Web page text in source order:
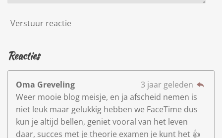
Verstuur reactie
Reacties
Oma Greveling
3 jaar geleden
Weer mooie blog meisje, en ja afscheid nemen is
niet leuk maar gelukkig hebben we FaceTime dus
kun je altijd bellen, geniet vooral van het leven
daar, succes met je theorie examen je kunt het 👍